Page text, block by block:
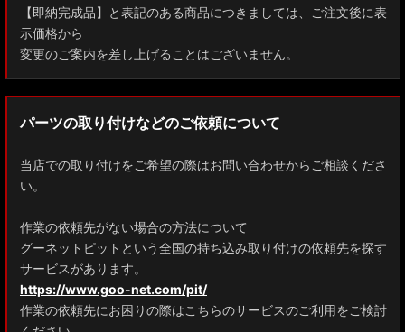
【即納完成品】と表記のある商品につきましては、ご注文後に表
示価格から
変更のご案内を差し上げることはございません。
パーツの取り付けなどのご依頼について
当店での取り付けをご希望の際はお問い合わせからご相談くださ
い。
作業の依頼先がない場合の方法について
グーネットピットという全国の持ち込み取り付けの依頼先を探す
サービスがあります。
https://www.goo-net.com/pit/
作業の依頼先にお困りの際はこちらのサービスのご利用をご検討